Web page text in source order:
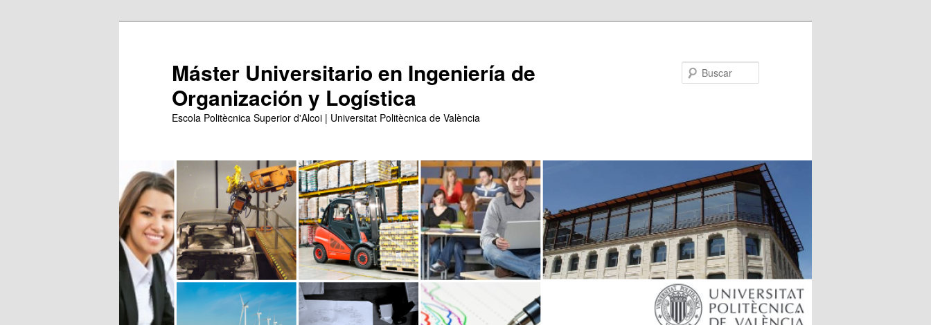
Máster Universitario en Ingeniería de
Organización y Logística
Escola Politècnica Superior d'Alcoi | Universitat Politècnica de València